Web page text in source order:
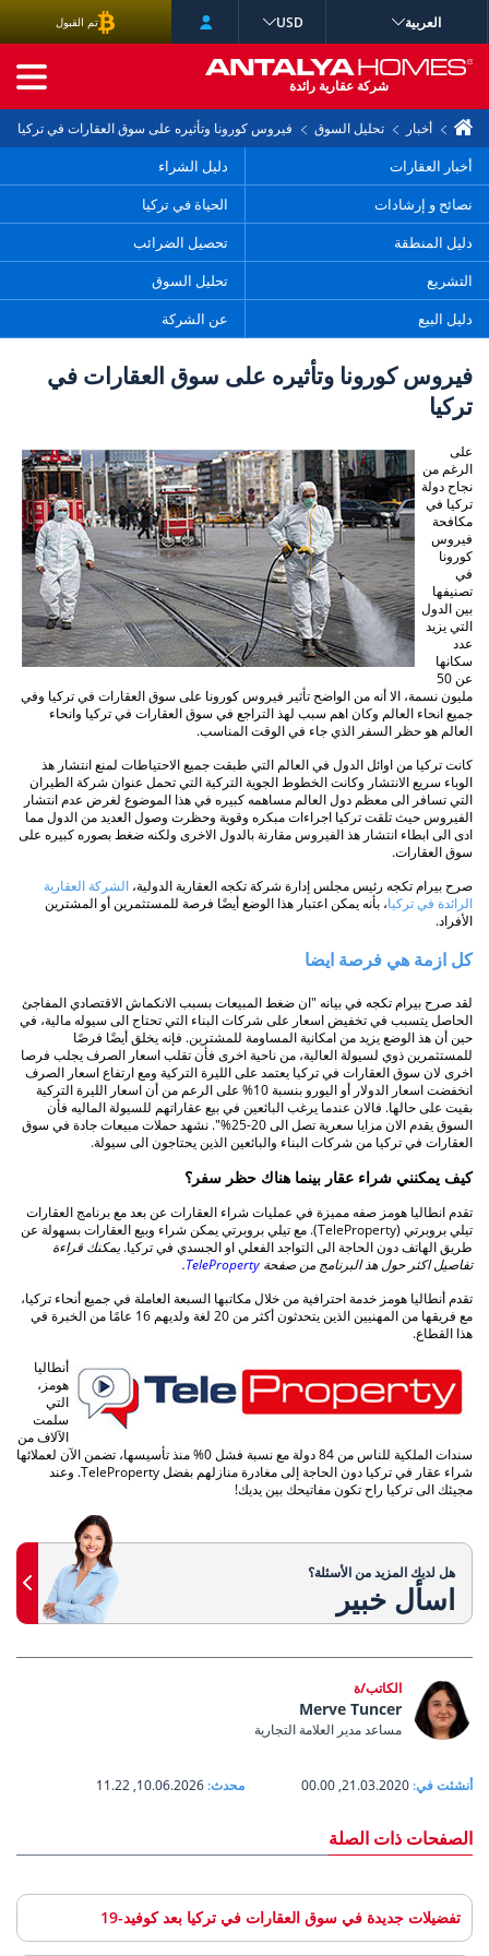
أخبار تحليل السوق فيروس كورونا وتأثيره على سوق العقارات في تركيا
أخبار العقارات
دليل الشراء
نصائح و إرشادات
الحياة في تركيا
دليل المنطقة
تحصيل الضرائب
التشريع
تحليل السوق
دليل البيع
عن الشركة
فيروس كورونا وتأثيره على سوق العقارات في
تركيا
على
الرغم من
نجاح دولة
تركيا في
مكافحة
فيروس
كورونا
في
تصنيفها
بين الدول
التي يزيد
عدد
سكانها
عن 50
مليون نسمة، الا أنه من الواضح تأثير فيروس كورونا على سوق العقارات في تركيا وفي
جميع انحاء العالم وكان اهم سبب لهذ التراجع في سوق العقارات في تركيا وانحاء
العالم هو حظر السفر الذي جاء في الوقت المناسب.
كانت تركيا من اوائل الدول في العالم التي طبقت جميع الاحتياطات لمنع انتشار هذ
الوباء سريع الانتشار وكانت الخطوط الجوية التركية التي تحمل عنوان شركة الطيران
التي تسافر الى معظم دول العالم مساهمه كبيره في هذا الموضوع لغرض عدم انتشار
الفيروس حيث تلقت تركيا اجراءات مبكره وقوية وحظرت وصول العديد من الدول مما
ادى الى ابطاء انتشار هذ الفيروس مقارنة بالدول الاخرى ولكنه ضغط بصوره كبيره على
سوق العقارات.
صرح بيرام تكجه رئيس مجلس إدارة شركة تكجه العقارية الدولية، الشركة العقارية
الرائدة في تركيا، بأنه يمكن اعتبار هذا الوضع أيضًا فرصة للمستثمرين أو المشترين
الأفراد.
كل ازمة هي فرصة ايضا
لقد صرح بيرام تكجه في بيانه "ان ضغط المبيعات بسبب الانكماش الاقتصادي المفاجئ
الحاصل يتسبب في تخفيض اسعار على شركات البناء التي تحتاج الى سيوله مالية، في
حين أن هذ الوضع يزيد من امكانية المساومة للمشترين. فإنه يخلق أيضًا فرصًا
للمستثمرين ذوي لسيولة العالية، من ناحية اخرى فأن تقلب اسعار الصرف يجلب فرصا
اخرى لان سوق العقارات في تركيا يعتمد على الليرة التركية ومع ارتفاع اسعار الصرف
انخفضت اسعار الدولار أو اليورو بنسبة 10% على الرعم من أن اسعار الليرة التركية
بقيت على حالها. فالان عندما يرغب البائعين في بيع عقاراتهم للسيولة الماليه فأن
السوق يقدم الان مزايا سعرية تصل الى 20-25%". نشهد حملات مبيعات جادة في سوق
العقارات في تركيا من شركات البناء والبائعين الذين يحتاجون الى سيولة.
كيف يمكنني شراء عقار بينما هناك حظر سفر؟
تقدم انطاليا هومز صفه مميزة في عمليات شراء العقارات عن بعد مع برنامج العقارات
تيلي بروبرتي (TeleProperty). مع تيلي بروبرتي يمكن شراء وبيع العقارات بسهولة عن
طريق الهاتف دون الحاجة الى التواجد الفعلي او الجسدي في تركيا. يمكنك قراءة
تفاصيل اكثر حول هذ البرنامج من صفحة TeleProperty
.
تقدم أنطاليا هومز خدمة احترافية من خلال مكاتبها السبعة العاملة في جميع أنحاء تركيا،
مع فريقها من المهنيين الذين يتحدثون أكثر من 20 لغة ولديهم 16 عامًا من الخبرة في
هذا القطاع.
أنطاليا
هومز،
التي
سلمت
الآلاف من
سندات الملكية للناس من 84 دولة مع نسبة فشل 0% منذ تأسيسها، تضمن الآن لعملائها
شراء عقار في تركيا دون الحاجة إلى مغادرة منازلهم بفضل TeleProperty. وعند
مجيئك الى تركيا راح تكون مفاتيحك بين يديك!
هل لديك المزيد من الأسئلة؟
اسأل خبير
الكاتب/ة
Merve Tuncer
مساعد مدير العلامة التجارية
أنشئت في: محدث:
الصفحات ذات الصلة
تفضيلات جديدة في سوق العقارات في تركيا بعد كوفيد-19
العربية USD تم القبول
شركة عقارية رائدةالبحث المتقدم